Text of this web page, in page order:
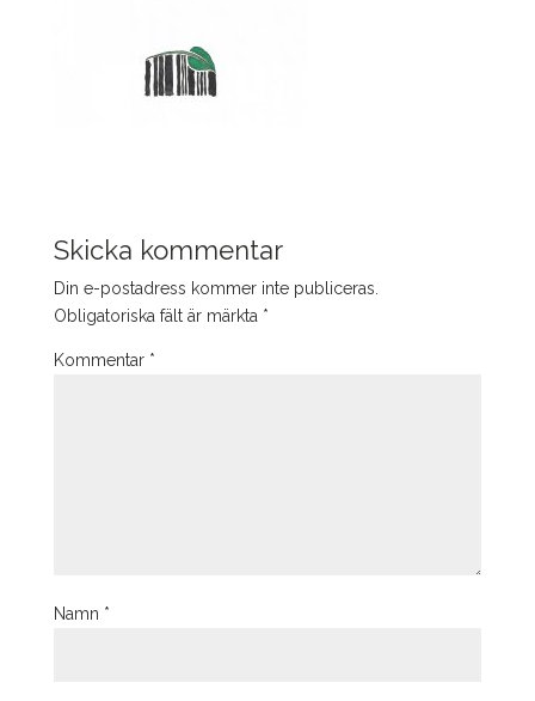
Skicka kommentar
Din e-postadress kommer inte publiceras.
Obligatoriska fält är märkta *
Kommentar *
Namn *